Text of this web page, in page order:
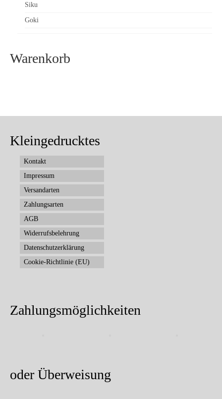
Siku
Goki
Warenkorb
Kleingedrucktes
Kontakt
Impressum
Versandarten
Zahlungsarten
AGB
Widerrufsbelehrung
Datenschutzerklärung
Cookie-Richtlinie (EU)
Zahlungsmöglichkeiten
oder Überweisung